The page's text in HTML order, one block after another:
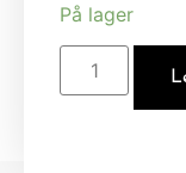
På lager